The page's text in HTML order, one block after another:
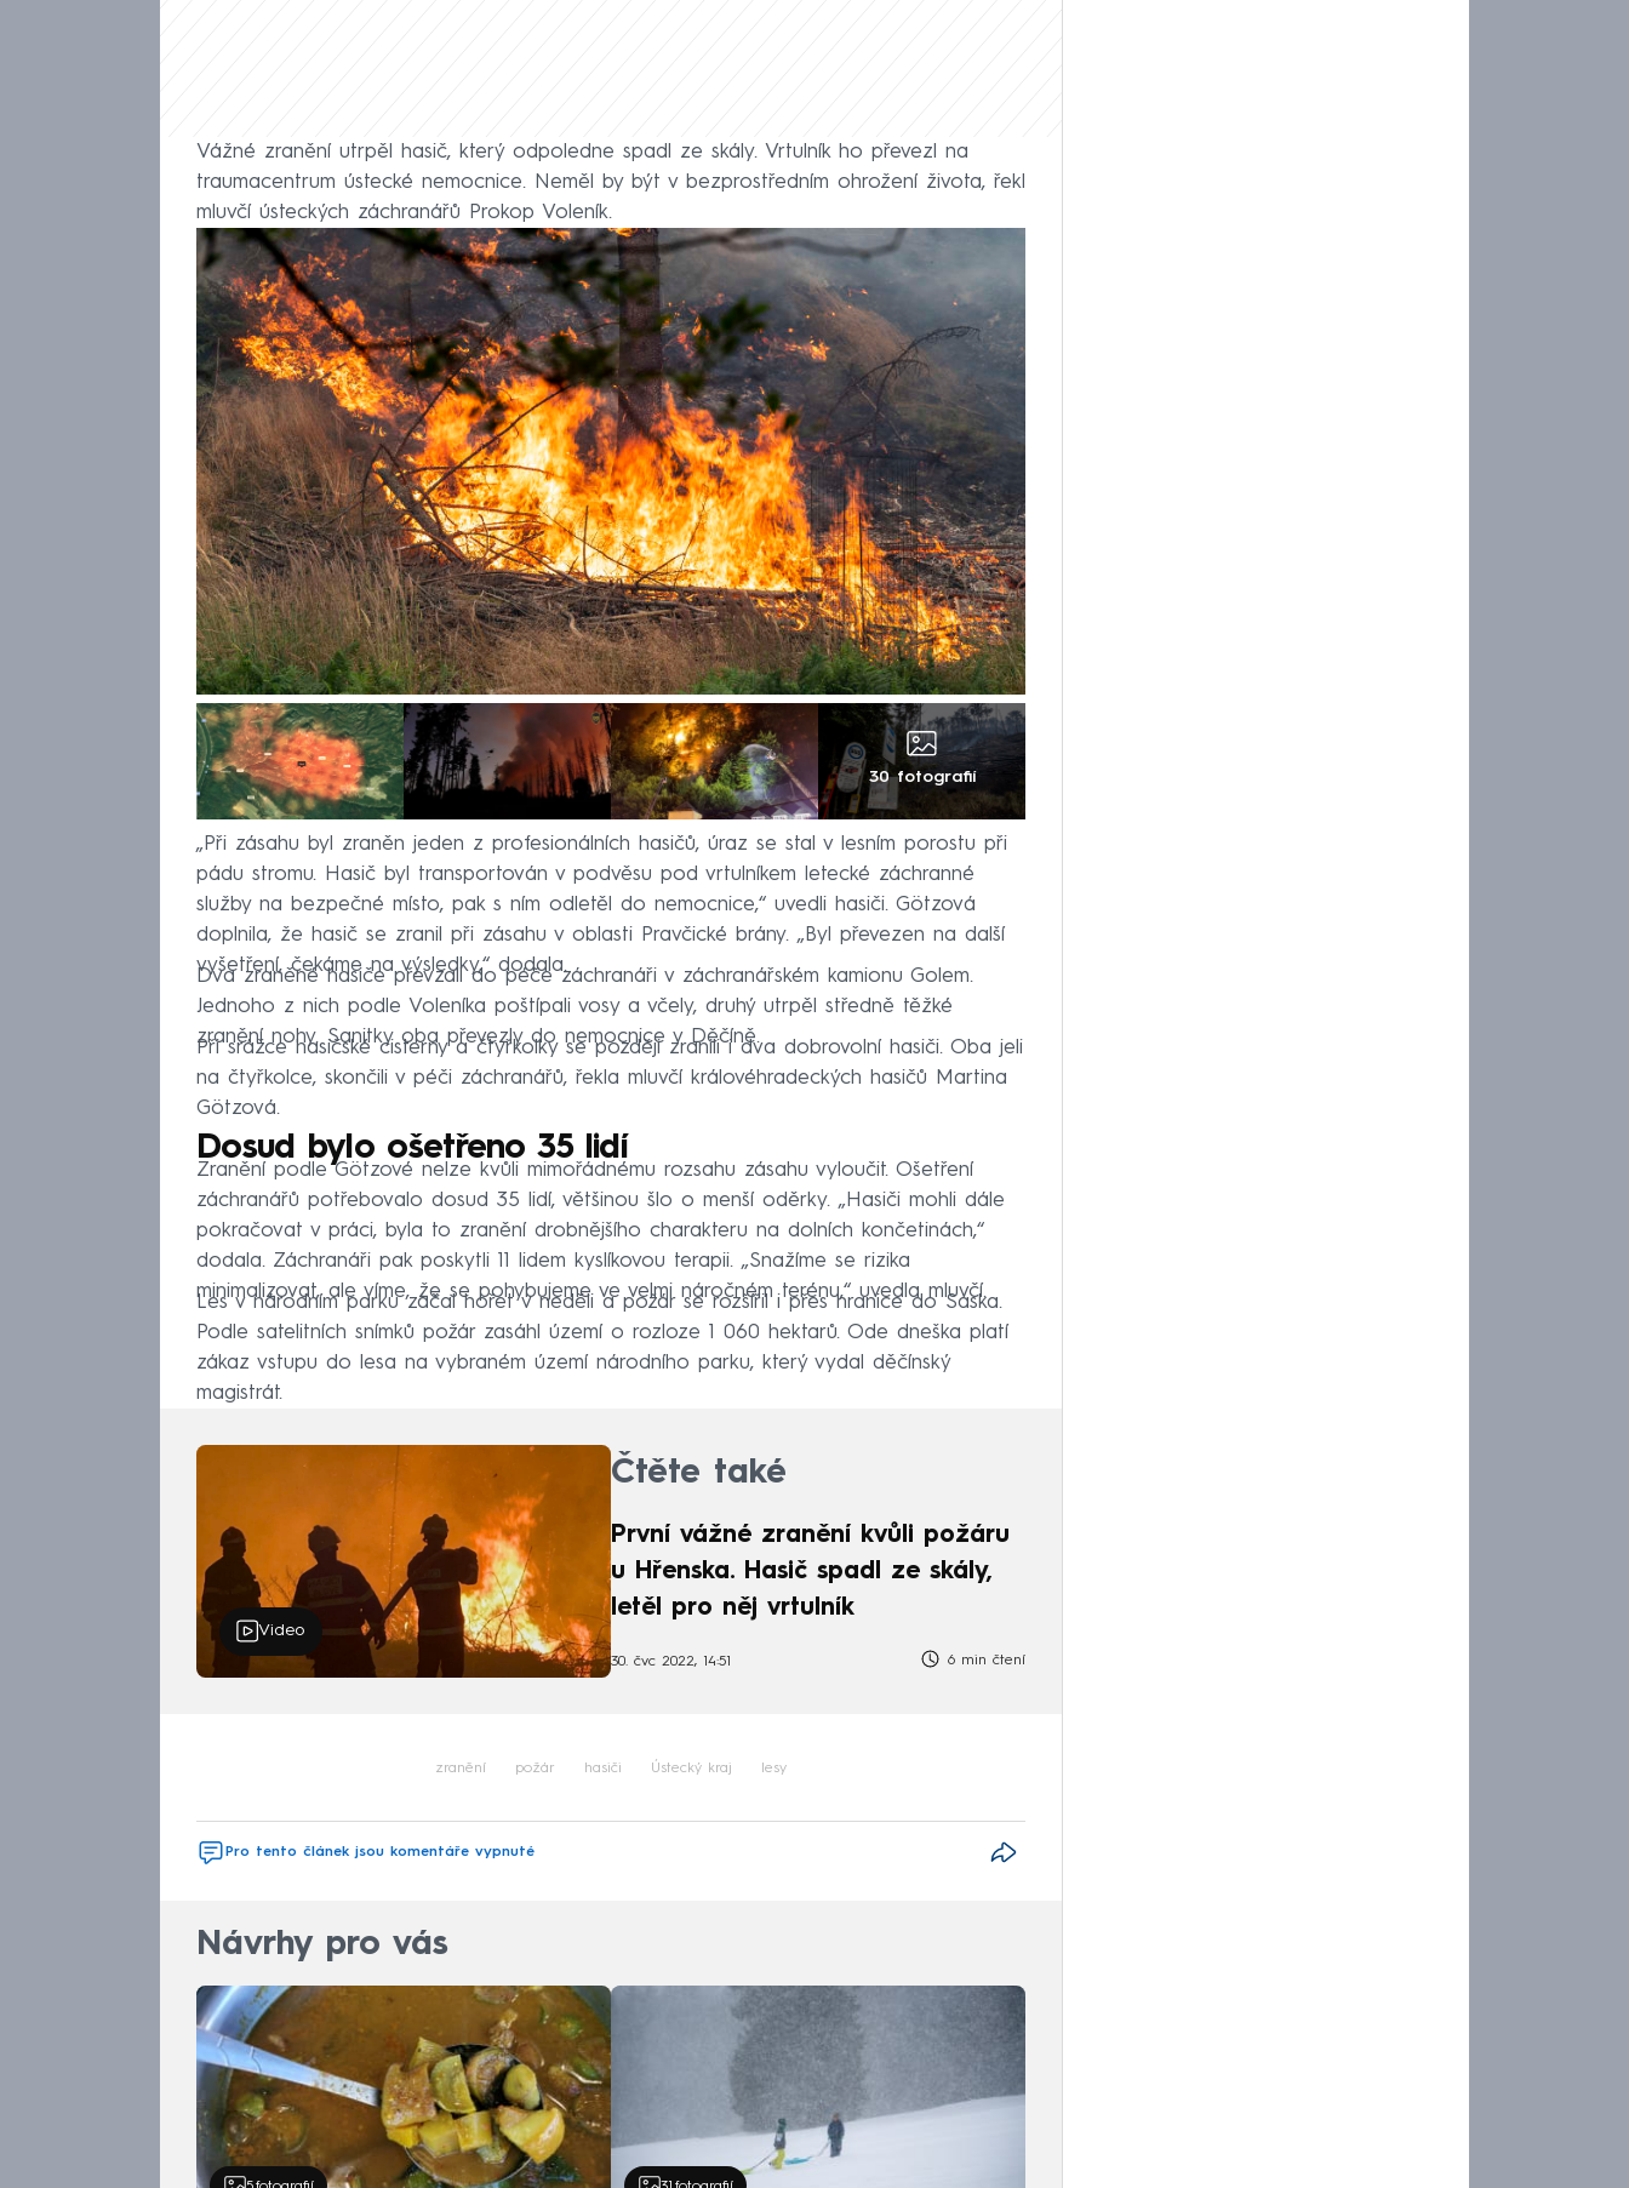
Vážné zranění utrpěl hasič, který odpoledne spadl ze skály. Vrtulník ho převezl na
traumacentrum ústecké nemocnice. Neměl by být v bezprostředním ohrožení života, řekl
mluvčí ústeckých záchranářů Prokop Voleník.
30 fotografií
„Při zásahu byl zraněn jeden z profesionálních hasičů, úraz se stal v lesním porostu při
pádu stromu. Hasič byl transportován v podvěsu pod vrtulníkem letecké záchranné
služby na bezpečné místo, pak s ním odletěl do nemocnice,“ uvedli hasiči. Götzová
doplnila, že hasič se zranil při zásahu v oblasti Pravčické brány. „Byl převezen na další
vyšetření, čekáme na výsledky,“ dodala.
Dva zraněné hasiče převzali do péče záchranáři v záchranářském kamionu Golem.
Jednoho z nich podle Voleníka poštípali vosy a včely, druhý utrpěl středně těžké
zranění nohy. Sanitky oba převezly do nemocnice v Děčíně.
Při srážce hasičské cisterny a čtyřkolky se později zranili i dva dobrovolní hasiči. Oba jeli
na čtyřkolce, skončili v péči záchranářů, řekla mluvčí královéhradeckých hasičů Martina
Götzová.
Dosud bylo ošetřeno 35 lidí
Zranění podle Götzové nelze kvůli mimořádnému rozsahu zásahu vyloučit. Ošetření
záchranářů potřebovalo dosud 35 lidí, většinou šlo o menší oděrky. „Hasiči mohli dále
pokračovat v práci, byla to zranění drobnějšího charakteru na dolních končetinách,“
dodala. Záchranáři pak poskytli 11 lidem kyslíkovou terapii. „Snažíme se rizika
minimalizovat, ale víme, že se pohybujeme ve velmi náročném terénu,“ uvedla mluvčí.
Les v národním parku začal hořet v neděli a požár se rozšířil i přes hranice do Saska.
Podle satelitních snímků požár zasáhl území o rozloze 1 060 hektarů. Ode dneška platí
zákaz vstupu do lesa na vybraném území národního parku, který vydal děčínský
magistrát.
Video
Čtěte také
První vážné zranění kvůli požáru
u Hřenska. Hasič spadl ze skály,
letěl pro něj vrtulník
30. čvc 2022, 14:51 6 min čtení
zranění požár hasiči Ústecký kraj lesy
Pro tento článek jsou komentáře vypnuté
Návrhy pro vás